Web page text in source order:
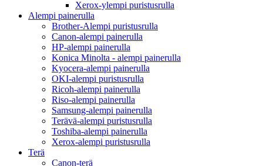
Xerox-ylempi puristusrulla
Alempi painerulla
Brother-Alempi puristusrulla
Canon-alempi painerulla
HP-alempi painerulla
Konica Minolta - alempi painerulla
Kyocera-alempi painerulla
OKI-alempi puristusrulla
Ricoh-alempi painerulla
Riso-alempi painerulla
Samsung-alempi painerulla
Terävä-alempi puristusrulla
Toshiba-alempi painerulla
Xerox-alempi puristusrulla
Terä
Canon-terä